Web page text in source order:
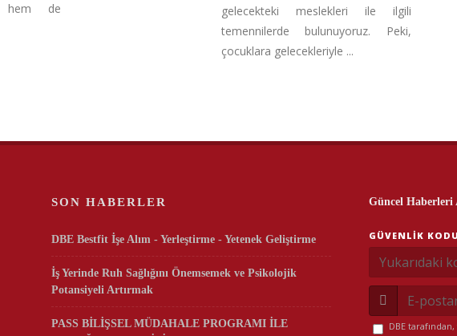
hem de
gelecekteki meslekleri ile ilgili
temennilerde bulunuyoruz. Peki,
çocuklara gelecekleriyle ...
SON HABERLER
DBE Bestfit İşe Alım - Yerleştirme - Yetenek Geliştirme
İş Yerinde Ruh Sağlığını Önemsemek ve Psikolojik
Potansiyeli Artırmak
PASS BİLİŞSEL MÜDAHALE PROGRAMI İLE
Güncel
GÜVENLIK
DBE